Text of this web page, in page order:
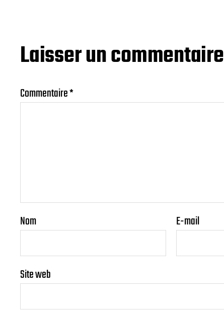
Laisser un commentaire
Commentaire*
Nom E-mail
Site web